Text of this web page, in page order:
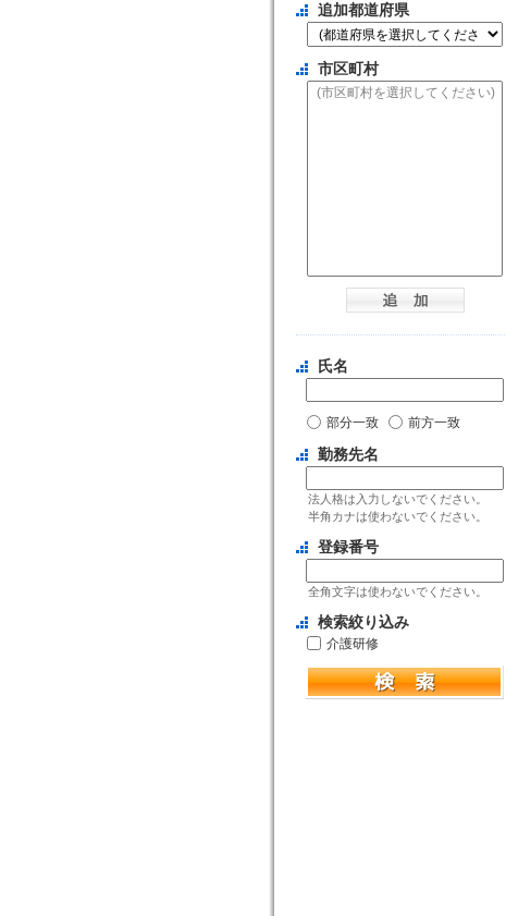
追加都道府県
市区町村
氏名
部分一致 前方一致
勤務先名
法人格は入力しないでください。
半角カナは使わないでください。
登録番号
全角文字は使わないでください。
検索絞り込み
介護研修